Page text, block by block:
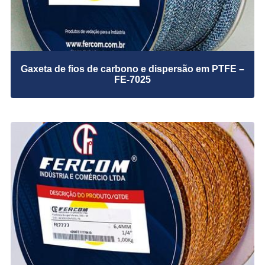
FERCOMFLEX® High Temp
Tecido Fibra de Vidro – ISOGLASS FE7600
Tecido Fibra de Vidro
FE 711
FE 713
FE 713M
FE 714 Oval/Circular/ Oblonga
FE 723 / FE 727 Dupla Camisa
FE 726 Dupla Camisa Corrugada
Papelões Hidraulicos
C-4201 Fibra Aramida com NBR
C-4243 Fibra Aramida com NBR
Gaxeta de fios de carbono e dispersão em PTFE –
FE-7025